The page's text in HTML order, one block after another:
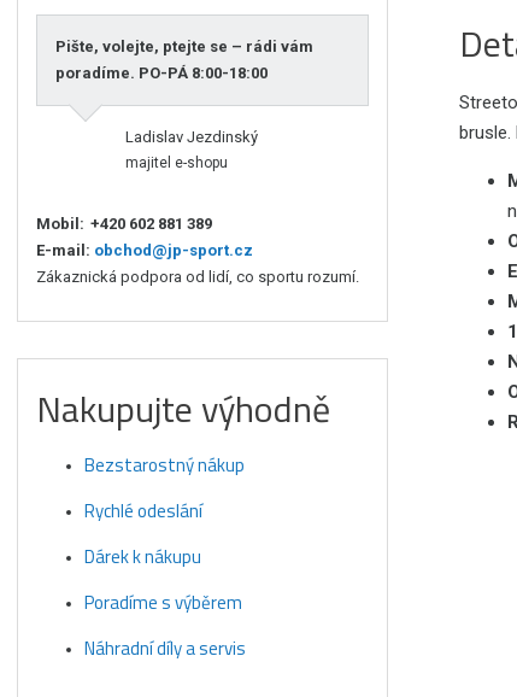
Pište, volejte, ptejte se – rádi vám
poradíme. PO-PÁ 8:00-18:00
Ladislav Jezdinský
majitel e-shopu
Mobil: +420 602 881 389
E-mail: obchod@jp-sport.cz
Zákaznická podpora od lidí, co sportu rozumí.
Nakupujte výhodně
Bezstarostný nákup
Rychlé odeslání
Dárek k nákupu
Poradíme s výběrem
Náhradní díly a servis